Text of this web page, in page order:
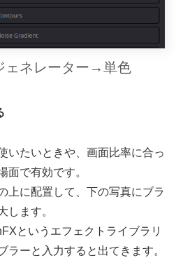
ネレーター →単色
いたいときや、画面比率に合っ
面で有効です。
上に配置して、下の写真にブラ
します。
というエフェクトライブラリ
ラーと入力すると出てきます。